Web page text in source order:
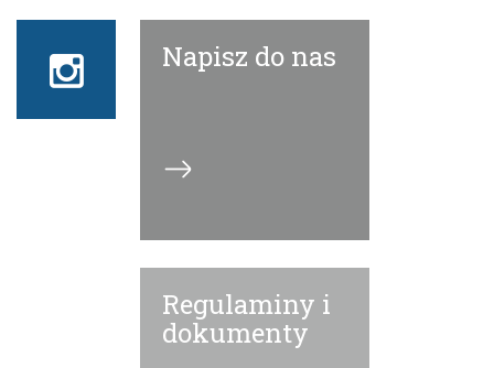
Instagram
ECN
Napisz do nas
Regulaminy i
dokumenty